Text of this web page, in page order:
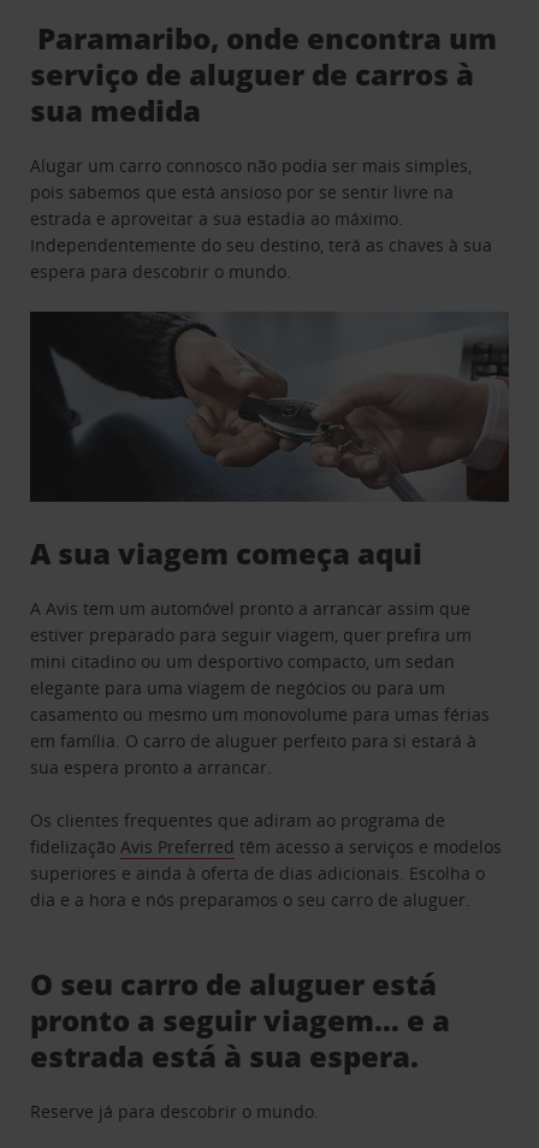
Paramaribo, onde encontra um
serviço de aluguer de carros à
sua medida
Alugar um carro connosco não podia ser mais simples,
pois sabemos que está ansioso por se sentir livre na
estrada e aproveitar a sua estadia ao máximo.
Independentemente do seu destino, terá as chaves à sua
espera para descobrir o mundo.
A sua viagem começa aqui
A Avis tem um automóvel pronto a arrancar assim que
estiver preparado para seguir viagem, quer prefira um
mini citadino ou um desportivo compacto, um sedan
elegante para uma viagem de negócios ou para um
casamento ou mesmo um monovolume para umas férias
em família. O carro de aluguer perfeito para si estará à
sua espera pronto a arrancar.
Os clientes frequentes que adiram ao programa de
fidelizaçãoAvis Preferred têm acesso a serviços e modelos
superiores e ainda à oferta de dias adicionais. Escolha o
dia e a hora e nós preparamos o seu carro de aluguer.
O seu carro de aluguer está
pronto a seguir viagem… e a
estrada está à sua espera.
Reserve já para descobrir o mundo.